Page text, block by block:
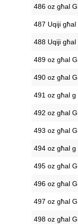
486 oz għal
487 Uqiji għal
488 Uqiji għal
489 oz għal
490 oz għal
491 oz għal g
492 oz għal
493 oz għal
494 oz għal g
495 oz għal
496 oz għal
497 oz għal
498 oz għal